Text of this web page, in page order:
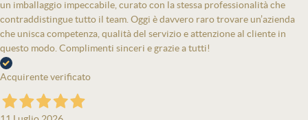
un imballaggio impeccabile, curato con la stessa professionalità che
contraddistingue tutto il team. Oggi è davvero raro trovare un’azienda
che unisca competenza, qualità del servizio e attenzione al cliente in
questo modo. Complimenti sinceri e grazie a tutti!
Acquirente verificato